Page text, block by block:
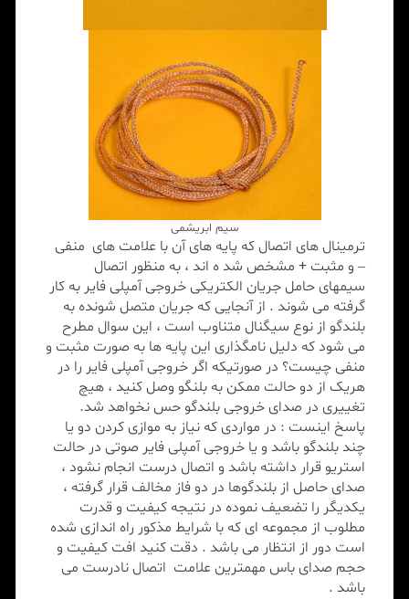
سیم ابریشمی
ترمینال های اتصال که پایه های آن با علامت های منفی
– و مثبت + مشخص شد ه اند ، به منظور اتصال
سیمهای حامل جریان الکتریکی خروجی آمپلی فایر به کار
گرفته می شوند . از آنجایی که جریان متصل شونده به
بلندگو از نوع سیگنال متناوب است ، این سوال مطرح
می شود که دلیل نامگذاری این پایه ها به صورت مثبت و
منفی چیست؟ در صورتیکه اگر خروجی آمپلی فایر را در
هریک از دو حالت ممکن به بلنگو وصل کنید ، هیچ
تغییری در صدای خروجی بلندگو حس نخواهد شد.
پاسخ اینست : در مواردی که نیاز به موازی کردن دو یا
چند بلندگو باشد و یا خروجی آمپلی فایر صوتی در حالت
استریو قرار داشته باشد و اتصال درست انجام نشود ،
صدای حاصل از بلندگوها در دو فاز مخالف قرار گرفته ،
یکدیگر را تضعیف نموده در نتیجه کیفیت و قدرت
مطلوب از مجموعه ای که با شرایط مذکور راه اندازی شده
است دور از انتظار می باشد . دقت کنید افت کیفیت و
حجم صدای باس مهمترین علامت اتصال نادرست می
باشد .